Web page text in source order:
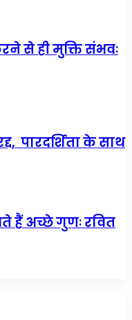
से ही मुक्ति संभवः
पारदर्शिता के साथ
अच्छे गुणः रवित